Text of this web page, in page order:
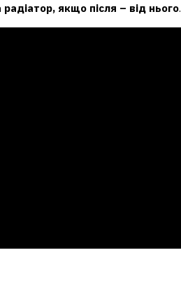
якщо після – від нього.